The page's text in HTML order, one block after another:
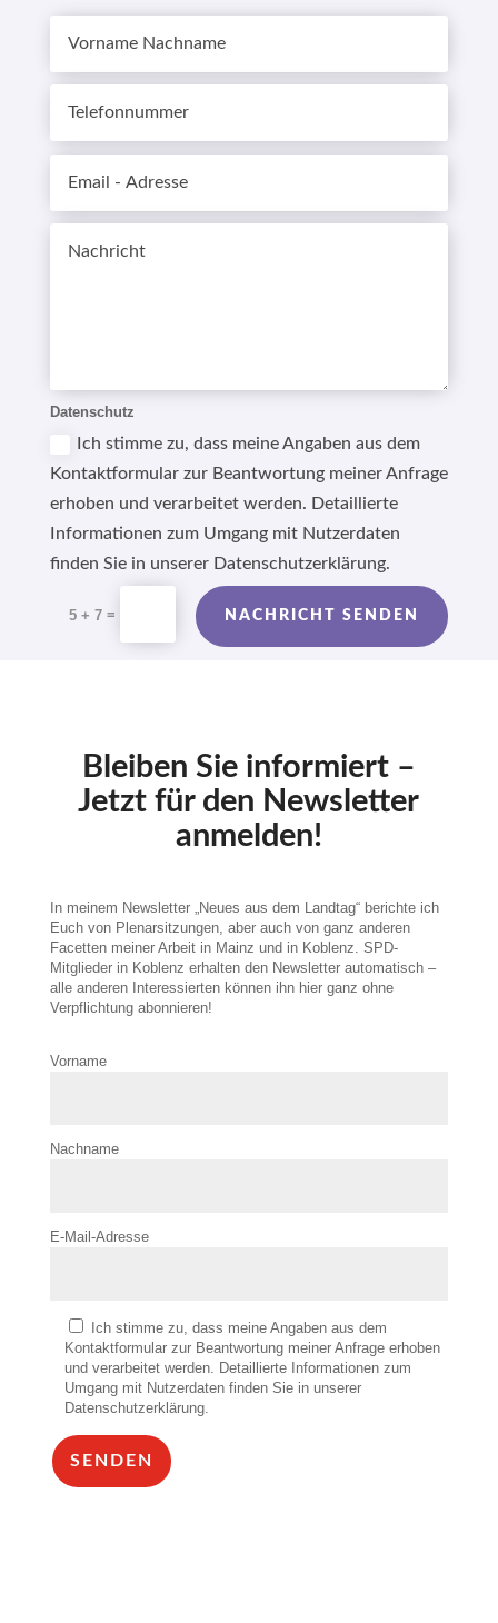
Datenschutz
Ich stimme zu, dass meine Angaben aus dem
Kontaktformular zur Beantwortung meiner Anfrage
erhoben und verarbeitet werden. Detaillierte
Informationen zum Umgang mit Nutzerdaten
finden Sie in unserer Datenschutzerklärung.
5 + 7 = NACHRICHT SENDEN
Bleiben Sie informiert –
Jetzt für den Newsletter
anmelden!
In meinem Newsletter „Neues aus dem Landtag“ berichte ich
Euch von Plenarsitzungen, aber auch von ganz anderen
Facetten meiner Arbeit in Mainz und in Koblenz. SPD-
Mitglieder in Koblenz erhalten den Newsletter automatisch –
alle anderen Interessierten können ihn hier ganz ohne
Verpflichtung abonnieren!
Vorname
Nachname
E-Mail-Adresse
Ich stimme zu, dass meine Angaben aus dem
Kontaktformular zur Beantwortung meiner Anfrage erhoben
und verarbeitet werden. Detaillierte Informationen zum
Umgang mit Nutzerdaten finden Sie in unserer
Datenschutzerklärung.
SENDEN